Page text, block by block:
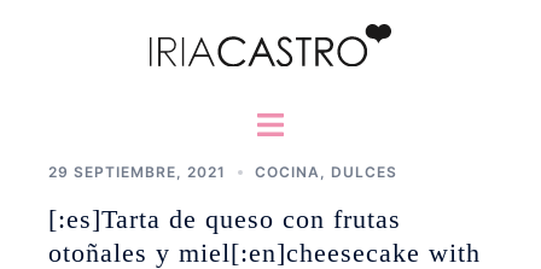
Alternar
29 SEPTIEMBRE, 2021 COCINA DULCES
[:es]Tarta de queso con frutas
otoñales y miel[:en]cheesecake with